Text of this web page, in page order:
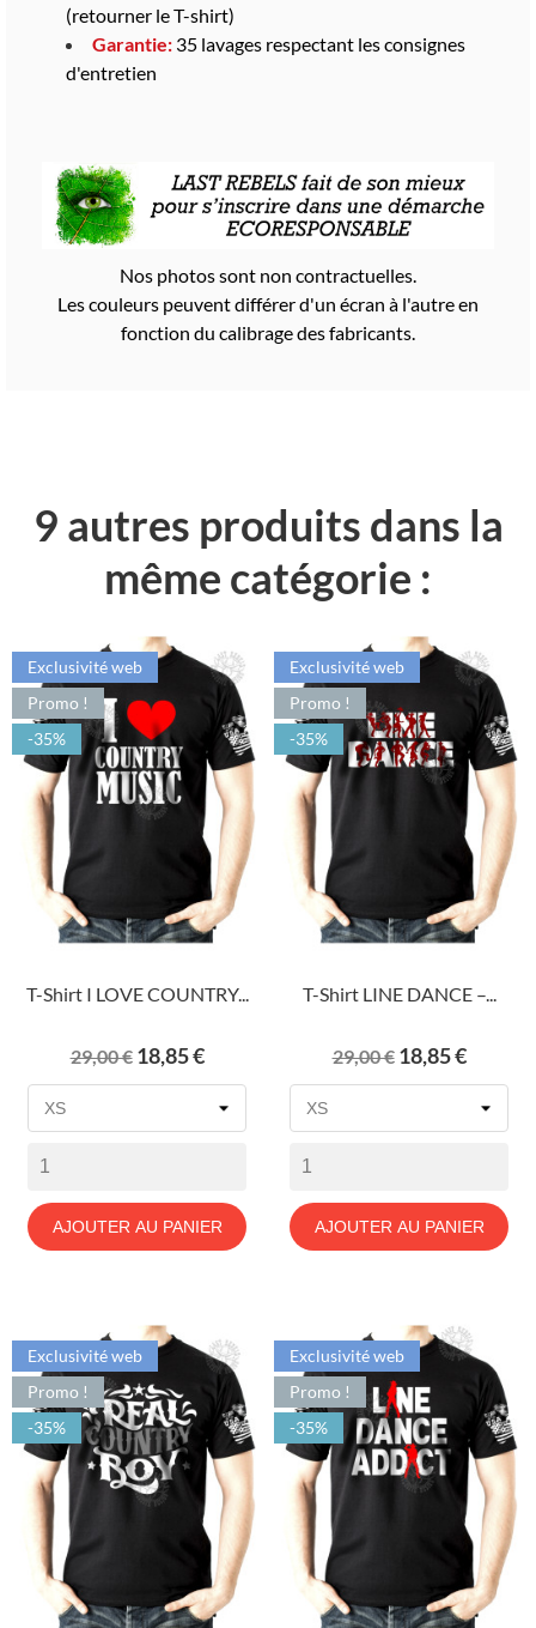
(retourner le T-shirt)
Garantie: 35 lavages respectant les consignes
d'entretien
Nos photos sont non contractuelles.
Les couleurs peuvent différer d'un écran à l'autre en
fonction du calibrage des fabricants.
9 autres produits dans la
même catégorie :
T-Shirt I LOVE COUNTRY...
Prix
de
29,00 € Prix
18,85 €
AJOUTER AU PANIER
Exclusivité web
Promo !
-35%
T-Shirt LINE DANCE –...
Prix
de
29,00 € Prix
18,85 €
AJOUTER AU PANIER
Exclusivité web
Promo !
-35%
Exclusivité web
Promo !
-35%
Exclusivité web
Promo !
-35%